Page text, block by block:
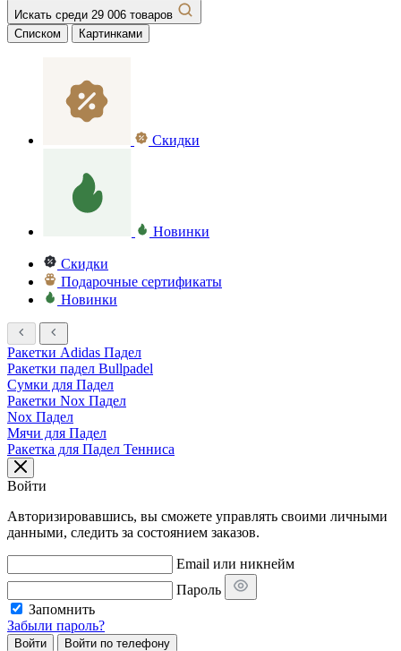
Искать среди 29 006 товаров
Списком
Картинками
Скидки
Новинки
Скидки
Подарочные сертификаты
Новинки
Ракетки Adidas Падел
Ракетки падел Bullpadel
Сумки для Падел
Ракетки Nox Падел
Nox Падел
Мячи для Падел
Ракетка для Падел Тенниса
Войти
Авторизировавшись, вы сможете управлять своими личными
данными, следить за состоянием заказов.
Email или никнейм
Пароль
Запомнить
Забыли пароль?
Войти Войти по телефону